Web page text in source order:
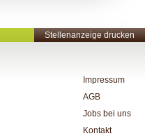
Stellenanzeige drucken
Impressum
AGB
Jobs bei uns
Kontakt